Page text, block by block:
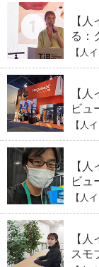
【
る：
ひ
でき
【人
【
ビ
る
【人
【
ビュ
戦
【人
【
スモ